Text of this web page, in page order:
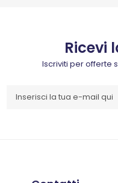
Ricevi
Iscriviti per offerte